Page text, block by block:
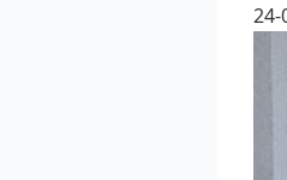
24-